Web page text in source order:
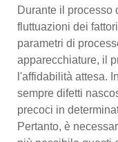
Durante il processo
fluttuazioni dei
parametri di
apparecchiature, il
l'affidabilità attesa.
sempre difetti
precoci in
Pertanto, è